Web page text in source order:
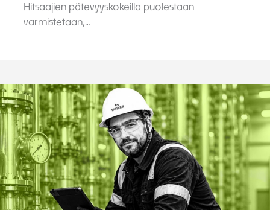
Hitsaajien pätevyyskokeilla puolestaan
varmistetaan,…